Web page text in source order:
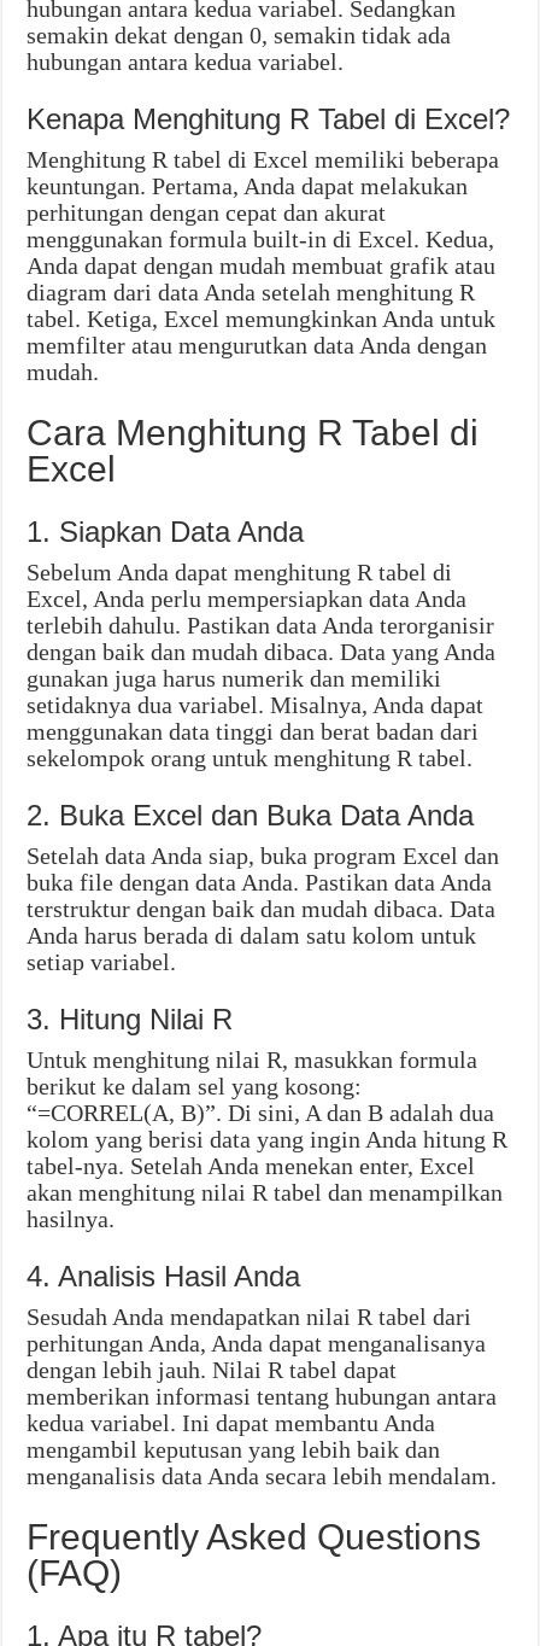
hubungan antara kedua variabel. Sedangkan
semakin dekat dengan 0, semakin tidak ada
hubungan antara kedua variabel.
Kenapa Menghitung R Tabel di Excel?
Menghitung R tabel di Excel memiliki beberapa
keuntungan. Pertama, Anda dapat melakukan
perhitungan dengan cepat dan akurat
menggunakan formula built-in di Excel. Kedua,
Anda dapat dengan mudah membuat grafik atau
diagram dari data Anda setelah menghitung R
tabel. Ketiga, Excel memungkinkan Anda untuk
memfilter atau mengurutkan data Anda dengan
mudah.
Cara Menghitung R Tabel di
Excel
1. Siapkan Data Anda
Sebelum Anda dapat menghitung R tabel di
Excel, Anda perlu mempersiapkan data Anda
terlebih dahulu. Pastikan data Anda terorganisir
dengan baik dan mudah dibaca. Data yang Anda
gunakan juga harus numerik dan memiliki
setidaknya dua variabel. Misalnya, Anda dapat
menggunakan data tinggi dan berat badan dari
sekelompok orang untuk menghitung R tabel.
2. Buka Excel dan Buka Data Anda
Setelah data Anda siap, buka program Excel dan
buka file dengan data Anda. Pastikan data Anda
terstruktur dengan baik dan mudah dibaca. Data
Anda harus berada di dalam satu kolom untuk
setiap variabel.
3. Hitung Nilai R
Untuk menghitung nilai R, masukkan formula
berikut ke dalam sel yang kosong:
“=CORREL(A, B)”. Di sini, A dan B adalah dua
kolom yang berisi data yang ingin Anda hitung R
tabel-nya. Setelah Anda menekan enter, Excel
akan menghitung nilai R tabel dan menampilkan
hasilnya.
4. Analisis Hasil Anda
Sesudah Anda mendapatkan nilai R tabel dari
perhitungan Anda, Anda dapat menganalisanya
dengan lebih jauh. Nilai R tabel dapat
memberikan informasi tentang hubungan antara
kedua variabel. Ini dapat membantu Anda
mengambil keputusan yang lebih baik dan
menganalisis data Anda secara lebih mendalam.
Frequently Asked Questions
(FAQ)
1. Apa itu R tabel?